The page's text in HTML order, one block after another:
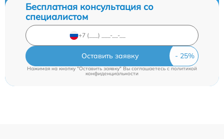
Бесплатная консультация со
специалистом
Оставить заявку
Нажимая на кнопку "Оставить заявку" Вы соглашаетесь cполитикой
конфиденциальности